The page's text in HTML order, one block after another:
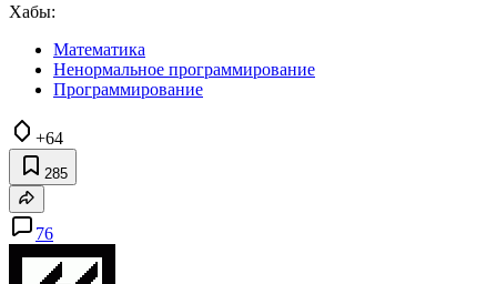
Хабы:
Математика
Ненормальное программирование
Программирование
+64
285
76